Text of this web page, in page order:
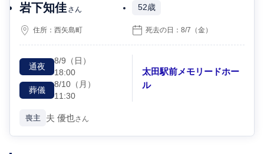
岩下知佳 さん 52歳
住所：西矢島町 死去の日：8/7 （金）
通夜
8/9 （日）
18:00
葬儀
8/10 （月）
11:30
太田駅前メモリードホー
ル
喪主 夫 優也さん